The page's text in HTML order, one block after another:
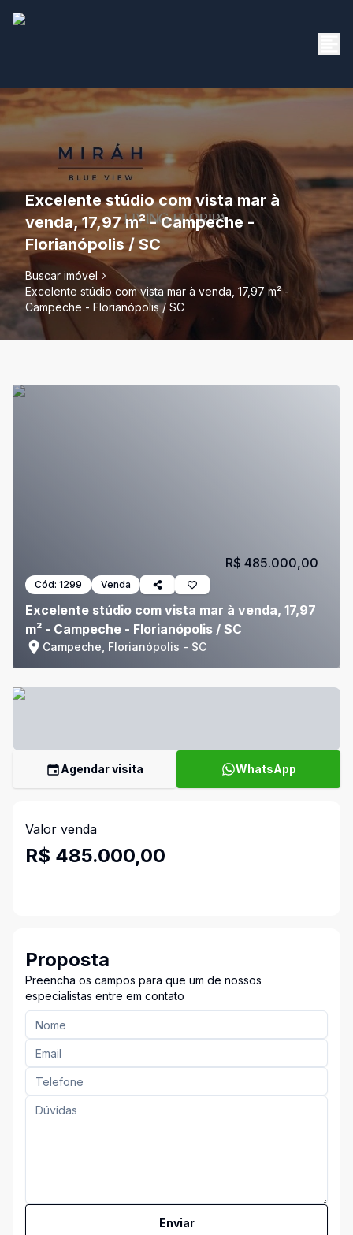
Excelente stúdio com vista mar à
venda, 17,97 m² - Campeche -
Florianópolis / SC
Buscar imóvel
Excelente stúdio com vista mar à venda, 17,97 m² -
Campeche - Florianópolis / SC
Cód: 1299 Venda
Excelente stúdio com vista mar à venda, 17,97
m² - Campeche - Florianópolis / SC
Campeche, Florianópolis - SC
R$ 485.000,00
Agendar visita WhatsApp
Valor venda
R$ 485.000,00
Proposta
Preencha os campos para que um de nossos
especialistas entre em contato
Enviar